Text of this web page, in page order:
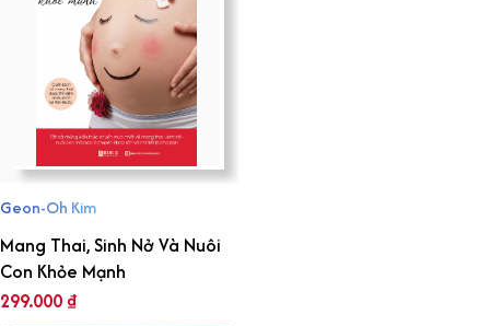
Geon-Oh Kim
Mang Thai, Sinh Nở Và Nuôi
Con Khỏe Mạnh
299.000₫